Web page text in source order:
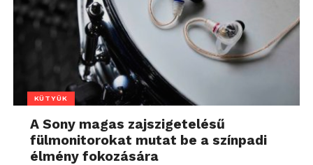
KÜTYÜK
A Sony magas zajszigetelésű
fülmonitorokat mutat be a színpadi
élmény fokozására